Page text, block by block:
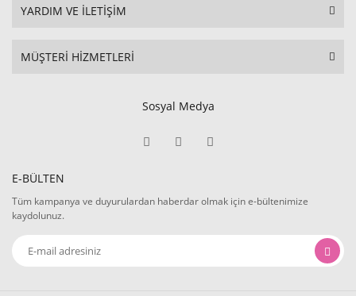
YARDIM VE İLETİŞİM
MÜŞTERİ HİZMETLERİ
Sosyal Medya
E-BÜLTEN
Tüm kampanya ve duyurulardan haberdar olmak için e-bültenimize
kaydolunuz.